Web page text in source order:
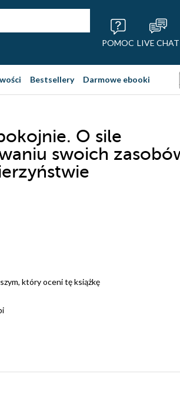
POMOC LIVE CHAT
Bestsellery Darmowe ebooki
O sile
swoich
który oceni tę książkę